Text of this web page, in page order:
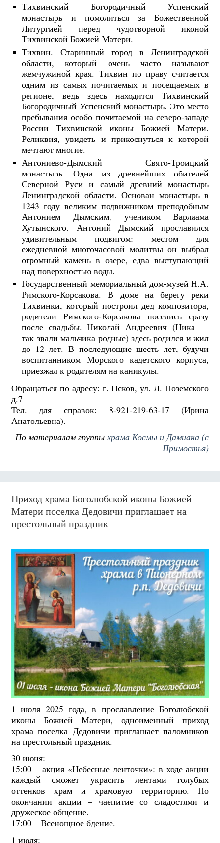
Тихвинский Богородичный Успенский
монастырь и помолиться за Божественной
Литургией перед чудотворной иконой
Тихвинской Божией Матери.
Тихвин. Старинный город в Ленинградской
области, который очень часто называют
жемчужиной края. Тихвин по праву считается
одним из самых почитаемых и посещаемых в
регионе, ведь здесь находится Тихвинский
Богородичный Успенский монастырь. Это место
пребывания особо почитаемой на северо-западе
России Тихвинской иконы Божией Матери.
Реликвия, увидеть и прикоснуться к которой
мечтают многие.
Антониево-Дымский Свято-Троицкий
монастырь. Одна из древнейших обителей
Северной Руси и самый древний монастырь
Ленинградской области. Основан монастырь в
1243 году великим подвижником преподобным
Антонием Дымским, учеником Варлаама
Хутынского. Антоний Дымский прославился
удивительным подвигом: местом для
ежедневной многочасовой молитвы он выбрал
огромный камень в озере, едва выступающий
над поверхностью воды.
Государственный мемориальный дом-музей Н.А.
Римского-Корсакова. В доме на берегу реки
Тихвинки, который построил дед композитора,
родители Римского-Корсакова поселись сразу
после свадьбы. Николай Андреевич (Ника —
так звали мальчика родные) здесь родился и жил
до 12 лет. В последующие шесть лет, будучи
воспитанником Морского кадетского корпуса,
приезжал к родителям на каникулы.
Обращаться по адресу: г. Псков, ул. Л. Поземского
д.7
Тел. для справок: 8-921-219-63-17 (Ирина
Анатольевна).
По материалам группыхрама Космы и Дамиана (с
Примостья)
Приход храма Боголюбской иконы Божией
Матери поселка Дедовичи приглашает на
престольный праздник
1 июля 2025 года, в прославление Боголюбской
иконы Божией Матери, одноименный приход
храма поселка Дедовичи приглашает паломников
на престольный праздник.
30 июня:
15:00 – акция «Небесные ленточки»: в ходе акции
каждый сможет украсить лентами голубых
оттенков храм и храмовую территорию. По
окончании акции – чаепитие со сладостями и
дружеское общение.
17:00 – Всенощное бдение.
1 июля: